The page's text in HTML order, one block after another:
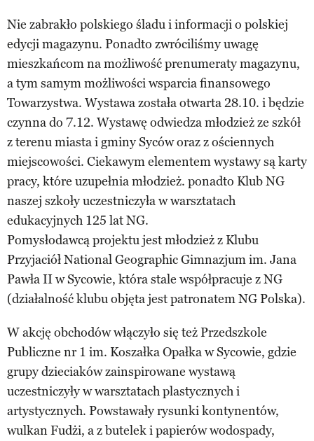
Nie zabrakło polskiego śladu i informacji o polskiej
edycji magazynu. Ponadto zwróciliśmy uwagę
mieszkańcom na możliwość prenumeraty magazynu,
a tym samym możliwości wsparcia finansowego
Towarzystwa. Wystawa została otwarta 28.10. i będzie
czynna do 7.12. Wystawę odwiedza młodzież ze szkół
z terenu miasta i gminy Syców oraz z ościennych
miejscowości. Ciekawym elementem wystawy są karty
pracy, które uzupełnia młodzież. ponadto Klub NG
naszej szkoły uczestniczyła w warsztatach
edukacyjnych 125 lat NG.
Pomysłodawcą projektu jest młodzież z Klubu
Przyjaciół National Geographic Gimnazjum im. Jana
Pawła II w Sycowie, która stale współpracuje z NG
(działalność klubu objęta jest patronatem NG Polska).
W akcję obchodów włączyło się też Przedszkole
Publiczne nr 1 im. Koszałka Opałka w Sycowie, gdzie
grupy dzieciaków zainspirowane wystawą
uczestniczyły w warsztatach plastycznych i
artystycznych. Powstawały rysunki kontynentów,
wulkan Fudżi, a z butelek i papierów wodospady,